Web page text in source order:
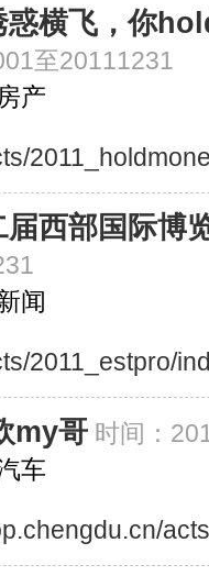
惑横飞，你
至20111231
产
届西部国际博
闻
2011_estpro/
my哥 时间：
车